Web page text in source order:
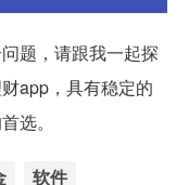
题，请跟我一起探
app，具有稳定的
选。
软件